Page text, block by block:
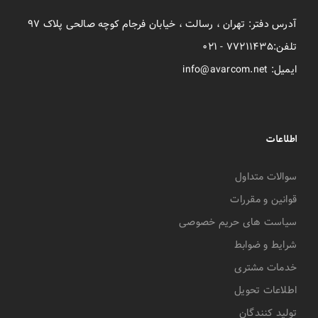
آدرس دفتر: تهران ، رسالت ، خیابان فرجام کوچه صالحی پلاک ۹۷
تلفن:۷۷۲۱۱۴۳۵ - ۰۲۱
ایمیل: info@avarcom.net
اطلاعات
سوالات متداول
قوانین و مقررات
سیاست های حریم خصوصی
شرایط و ضوابط
خدمات مشتری
اطلاعات تحویل
تولید کنندگان